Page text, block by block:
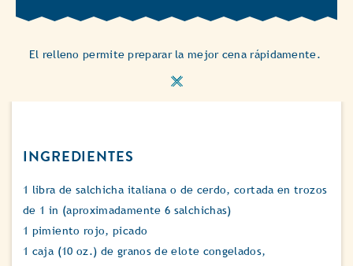
El relleno permite preparar la mejor cena rápidamente.
INGREDIENTES
1 libra de salchicha italiana o de cerdo, cortada en trozos
de 1 in (aproximadamente 6 salchichas)
1 pimiento rojo, picado
1 caja (10 oz.) de granos de elote congelados,